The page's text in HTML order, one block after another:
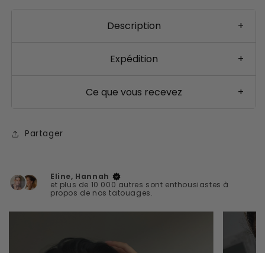
Description +
Expédition +
Ce que vous recevez +
Partager
Eline, Hannah
et plus de 10 000 autres sont enthousiastes à
propos de nos tatouages.